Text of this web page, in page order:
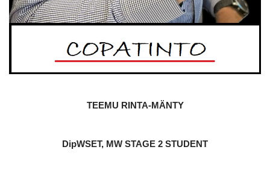
TEEMU RINTA-MÄNTY
DipWSET, MW STAGE 2 STUDENT